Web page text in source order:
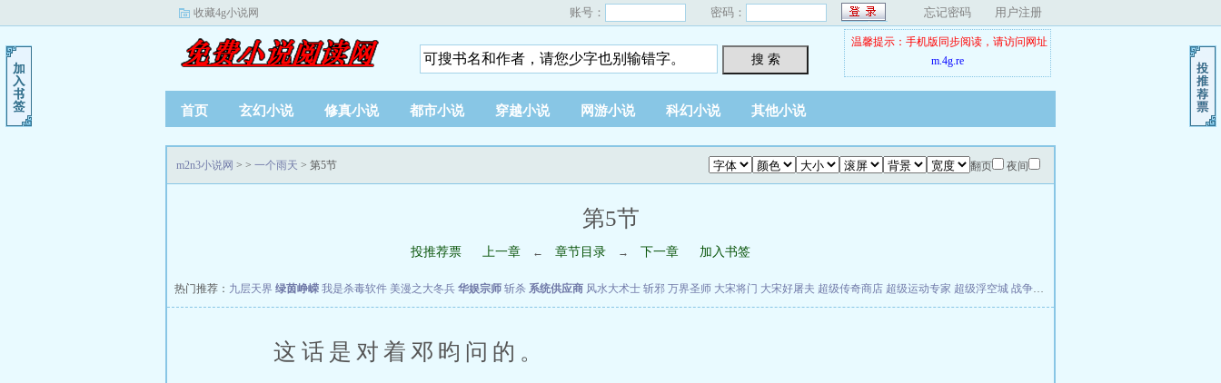
收藏4g小说网 账号： 密码： 忘记密码 用户注册
搜 索
温馨提示：手机版同步阅读，请访问网址
m.4g.re
首页 玄幻小说 修真小说 都市小说 穿越小说 网游小说 科幻小说 其他小说
翻页 夜间
m2n3小说网 > > 一个雨天 > 第5节
第5节
投推荐票 上一章 ← 章节目录 → 下一章 加入书签
热门推荐： 九层天界 绿茵峥嵘 我是杀毒软件 美漫之大冬兵 华娱宗师 斩杀 系统供应商 风水大术士 斩邪 万界圣师 大宋将门 大宋好屠夫 超级传奇商店 超级运动专家 超级浮空城 战争天堂
这话是对着邓昀问的。